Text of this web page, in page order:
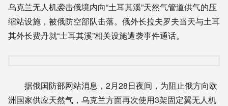
乌克兰无人机袭击俄境内向“土耳其溪”天然气管道供气的压
缩站设施，被俄防空部队击落。俄外长拉夫罗夫当天与土耳
其外长费丹就“土耳其溪”相关设施遭袭事件通话。
据俄国防部网站消息，2月28日夜间，为阻止俄方向欧
洲国家供应天然气，乌克兰方面再次使用3架固定翼无人机